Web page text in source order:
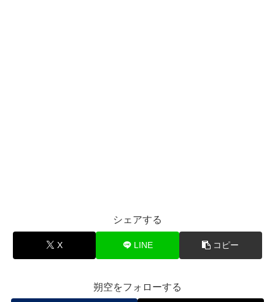
シェアする
X LINE コピー
朔空をフォローする